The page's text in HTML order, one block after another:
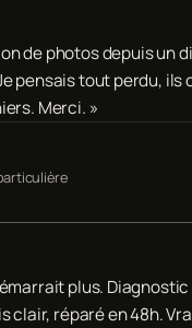
de photos depuis un
pensais tout perdu, ils
Merci. »
plus.
clair, réparé en 48h.